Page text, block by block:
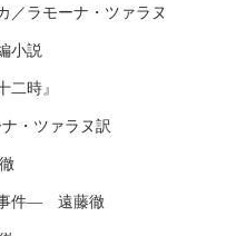
ラモーナ・ツァラヌ
小説
時』
・ツァラヌ訳
件― 遠藤徹